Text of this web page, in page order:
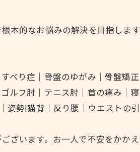
本的なお悩みの解決を目指しま
べり症｜骨盤のゆがみ｜骨盤矯
ルフ肘｜テニス肘｜首の痛み｜
姿勢|猫背｜反り腰｜ウエストの
ざいます。お一人で不安をかか